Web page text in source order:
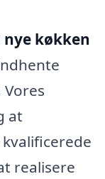
nye køkken
at
realisere